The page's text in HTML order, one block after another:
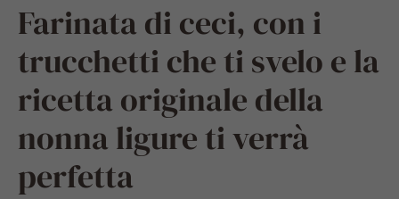
Farinata di ceci, con i
trucchetti che ti svelo e la
ricetta originale della
nonna ligure ti verrà
perfetta